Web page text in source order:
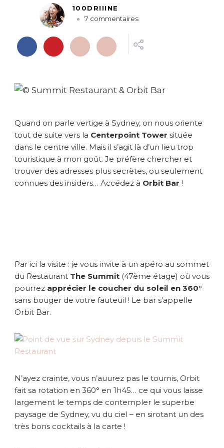
100DRIIINE
7 commentairess
r
S
e
e
p
u
l
e
m
m
i
Quand on parle vertige à Sydney, on nous oriente
tout de suite vers la Centerpoint Tower située
dans le centre ville. Mais il s’agit là d’un lieu trop
touristique à mon goût. Je préfère chercher et
trouver des adresses plus secrètes, ou seulement
connues des insiders… Accédez à Orbit Bar !
Par ici la visite : je vous invite à un apéro au sommet
du Restaurant The Summit (47ème étage) où vous
pourrez apprécier le coucher du soleil en 360°
sans bouger de votre fauteuil ! Le bar s’appelle
Orbit Bar.
N’ayez crainte, vous n’auurez pas le tournis, Orbit
fait sa rotation en 360° en 1h45… ce qui vous laisse
largement le temps de contempler le superbe
paysage de Sydney, vu du ciel – en sirotant un des
très bons cocktails à la carte !